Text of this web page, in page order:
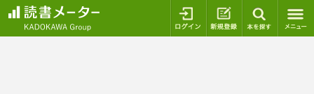
ログイン 新規登録